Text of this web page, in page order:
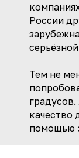
России
Тем не
качество
помощью